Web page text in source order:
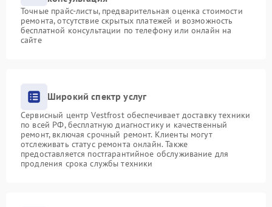
Точные прайс-листы, предварительная оценка стоимости
ремонта, отсутствие скрытых платежей и возможность
бесплатной консультации по телефону или онлайн на
сайте
Широкий спектр услуг
Сервисный центр Vestfrost обеспечивает доставку техники
по всей РФ, бесплатную диагностику и качественный
ремонт, включая срочный ремонт. Клиенты могут
отслеживать статус ремонта онлайн. Также
предоставляется постгарантийное обслуживание для
продления срока службы техники